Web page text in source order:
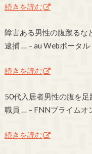
続きを読む
障害ある男性の腹蹴るな
逮捕 … – au Webポータル
続きを読む
50代入居者男性の腹を足
職員 … – FNNプライムオ
続きを読む